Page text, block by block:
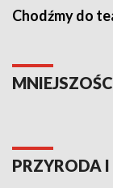
Chodźmy do
PRZYRODA